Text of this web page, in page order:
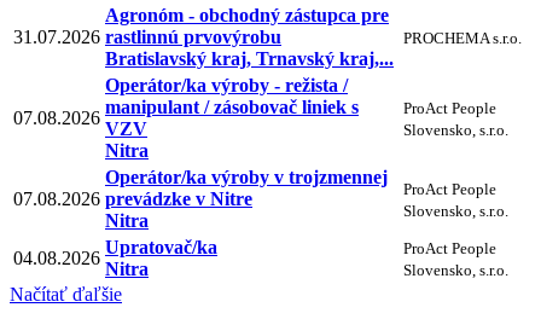
31.07.2026
Agronóm - obchodný zástupca pre
rastlinnú prvovýrobu
Bratislavský kraj, Trnavský kraj,...
PROCHEMA s.r.o.
07.08.2026
Operátor/ka výroby - režista /
manipulant / zásobovač liniek s
VZV
Nitra
ProAct People
Slovensko, s.r.o.
07.08.2026
Operátor/ka výroby v trojzmennej
prevádzke v Nitre
Nitra
ProAct People
Slovensko, s.r.o.
04.08.2026
Upratovač/ka
Nitra
ProAct People
Slovensko, s.r.o.
Načítať ďaľšie